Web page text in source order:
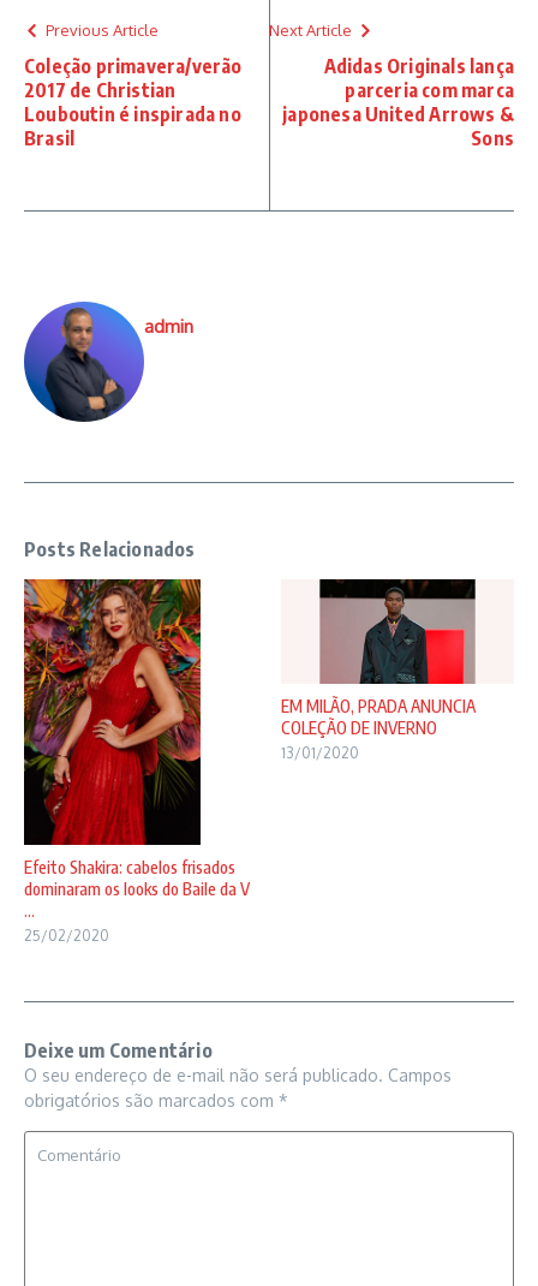
Previous Article
Coleção primavera/verão
2017 de Christian
Louboutin é inspirada no
Brasil
Next Article
Adidas Originals lança
parceria com marca
japonesa United Arrows &
Sons
admin
Posts Relacionados
Efeito Shakira: cabelos frisados
dominaram os looks do Baile da V
...
25/02/2020
EM MILÃO, PRADA ANUNCIA
COLEÇÃO DE INVERNO
13/01/2020
Deixe um Comentário
O seu endereço de e-mail não será publicado. Campos
obrigatórios são marcados com *